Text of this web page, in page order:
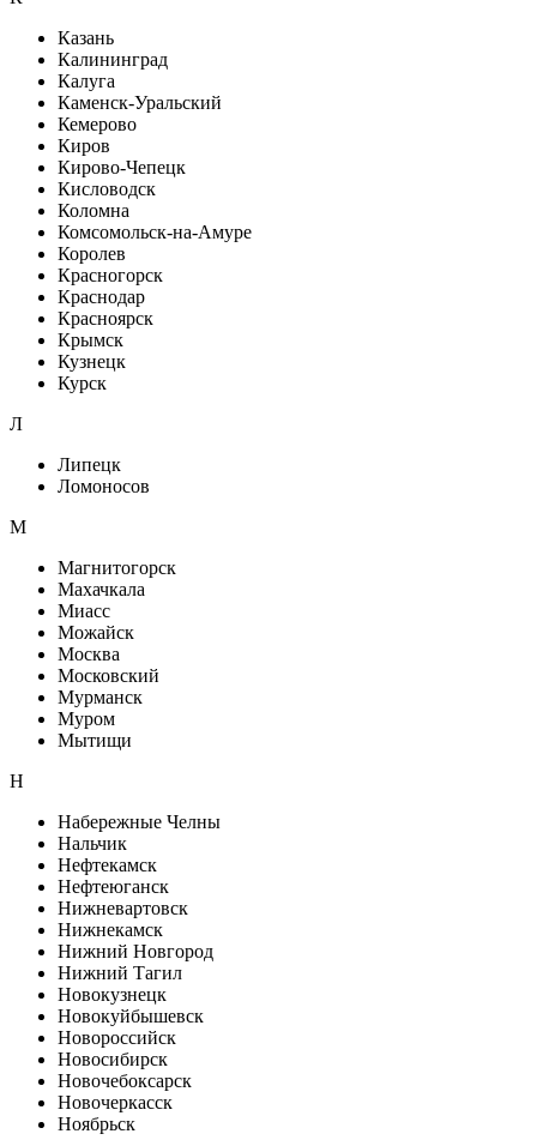
Казань
Калининград
Калуга
Каменск-Уральский
Кемерово
Киров
Кирово-Чепецк
Кисловодск
Коломна
Комсомольск-на-Амуре
Королев
Красногорск
Краснодар
Красноярск
Крымск
Кузнецк
Курск
Л
Липецк
Ломоносов
М
Магнитогорск
Махачкала
Миасс
Можайск
Москва
Московский
Мурманск
Муром
Мытищи
Н
Набережные Челны
Нальчик
Нефтекамск
Нефтеюганск
Нижневартовск
Нижнекамск
Нижний Новгород
Нижний Тагил
Новокузнецк
Новокуйбышевск
Новороссийск
Новосибирск
Новочебоксарск
Новочеркасск
Ноябрьск